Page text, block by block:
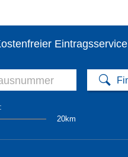
Eintragsservice
20km